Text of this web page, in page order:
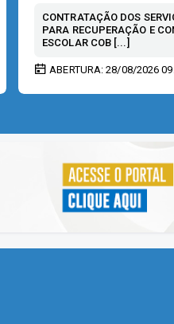
CONTRATAÇÃO DOS
PARA RECUPERAÇÃO E
ESCOLAR COB [...]
ABERTURA: 28/08/2026